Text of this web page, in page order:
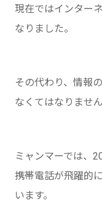
現在ではインター
なりました。
その代わり、情報
なくてはなりません
ミャンマーでは、
携帯電話が飛躍的
います。